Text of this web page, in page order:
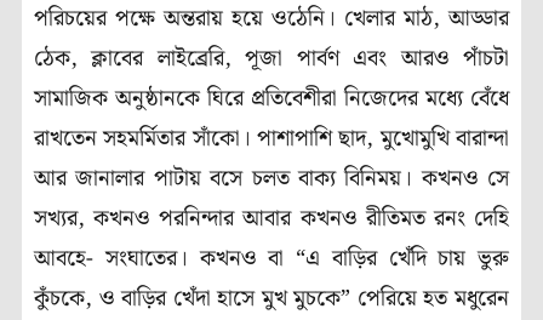
পরিচয়ের পক্ষে অন্তরায় হয়ে ওঠেনি। খেলার মাঠ, আড্ডার
ঠেক, ক্লাবের লাইব্রেরি, পূজা পার্বণ এবং আরও পাঁচটা
সামাজিক অনুষ্ঠানকে ঘিরে প্রতিবেশীরা নিজেদের মধ্যে বেঁধে
রাখতেন সহমর্মিতার সাঁকো। পাশাপাশি ছাদ, মুখোমুখি বারান্দা
আর জানালার পাটায় বসে চলত বাক্য বিনিময়। কখনও সে
সখ্যর, কখনও পরনিন্দার আবার কখনও রীতিমত রনং দেহি
আবহে- সংঘাতের। কখনও বা “এ বাড়ির খেঁদি চায় ভুরু
কুঁচকে, ও বাড়ির খেঁদা হাসে মুখ মুচকে” পেরিয়ে হত মধুরেন